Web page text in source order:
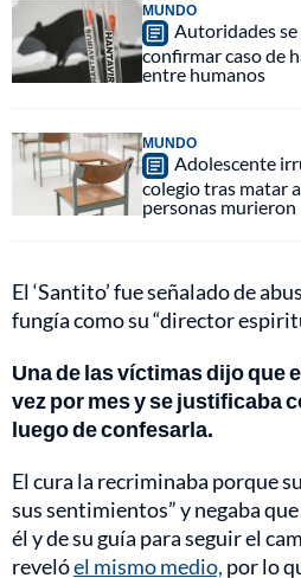
MUNDO
Autoridades
confirmar caso de
entre humanos
MUNDO
Adolescente
colegio tras matar
personas murieron
El ‘Santito’ fue señalado de
fungía como su “director
Una de las víctimas dijo que
vez por mes y se justificaba
luego de confesarla.
El cura la recriminaba porque
sus sentimientos” y negaba
él y de su guía para seguir el
revelóel mismo medio, por lo